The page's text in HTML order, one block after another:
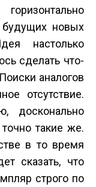
будущих новых
настолько
сделать что­
аналогов
отсутствие.
досконально
такие же.
в то время
сказать, что
строго по